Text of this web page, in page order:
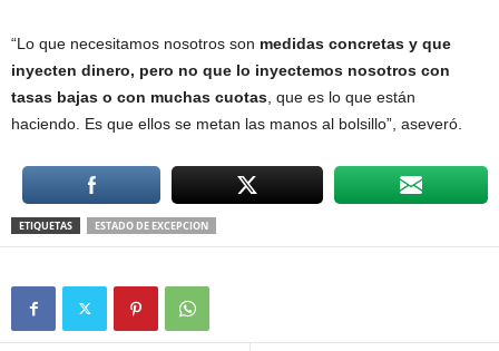
“Lo que necesitamos nosotros son medidas concretas y que
inyecten dinero, pero no que lo inyectemos nosotros con
tasas bajas o con muchas cuotas , que es lo que están
haciendo. Es que ellos se metan las manos al bolsillo”, aseveró.
ETIQUETAS ESTADO DE EXCEPCION